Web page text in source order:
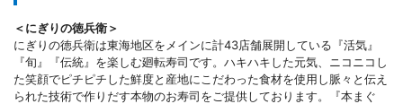
＜にぎりの徳兵衛＞
にぎりの徳兵衛は東海地区をメインに計43店舗展開している『活気』
『旬』『伝統』を楽しむ廻転寿司です。ハキハキした元気、ニコニコし
た笑顔でピチピチした鮮度と産地にこだわった食材を使用し脈々と伝え
られた技術で作りだす本物のお寿司をご提供しております。『本まぐ